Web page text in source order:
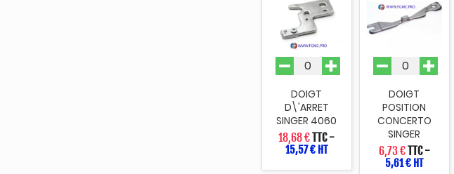
DOIGT
D\'ARRET
SINGER 4060
18,68 €TTC-
15,57 € HT
DOIGT
POSITION
CONCERTO
SINGER
6,73 €TTC-
5,61 € HT